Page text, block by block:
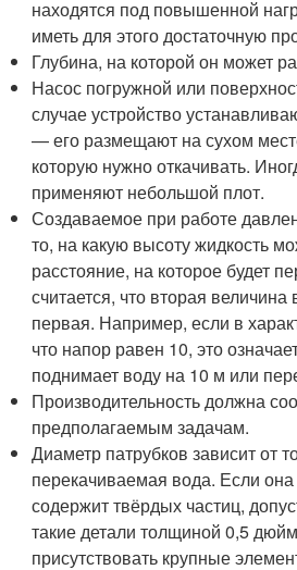
находятся под повышенной
иметь для этого достаточную
Глубина, на которой он может
Насос погружной или
случае устройство
— его размещают на сухом
которую нужно откачивать.
применяют небольшой плот.
Создаваемое при работе
то, на какую высоту жидкость
расстояние, на которое будет
считается, что вторая
первая. Например, если в
что напор равен 10, это
поднимает воду на 10 м или
Производительность должна
предполагаемым задачам.
Диаметр патрубков зависит от
перекачиваемая вода. Если она
содержит твёрдых частиц,
такие детали толщиной 0,5
присутствовать крупные